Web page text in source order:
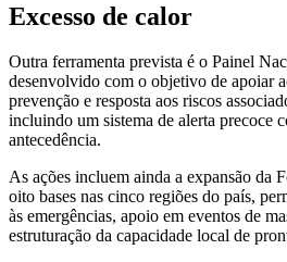
Excesso de calor
Outra ferramenta prevista é o Painel
desenvolvido com o objetivo de apoiar
prevenção e resposta aos riscos
incluindo um sistema de alerta precoce
antecedência.
As ações incluem ainda a expansão da
oito bases nas cinco regiões do país,
às emergências, apoio em eventos de
estruturação da capacidade local de